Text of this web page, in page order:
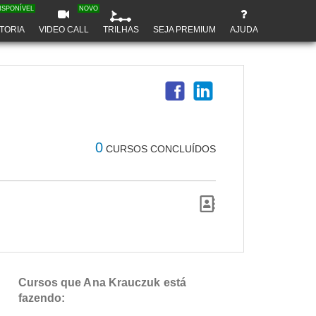
VIDEO CALL
NOVO
TRILHAS SEJA PREMIUM AJUDA
0 CURSOS CONCLUÍDOS
Cursos que Ana Krauczuk está
fazendo: